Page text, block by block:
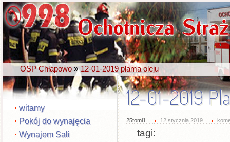
OSP Chłapowo » 12-01-2019 plama oleju
witamy
Pokój do wynajęcia
Wynajem Sali
12-01-2019
25tomi1 12 stycznia 2019
tagi: